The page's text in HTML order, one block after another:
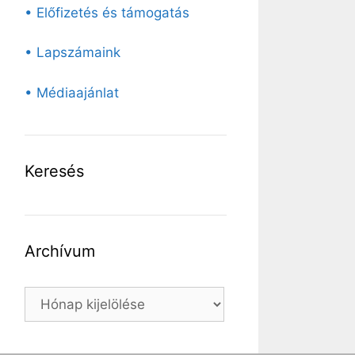
• Előfizetés és támogatás
• Lapszámaink
• Médiaajánlat
Keresés
Archívum
Archívum